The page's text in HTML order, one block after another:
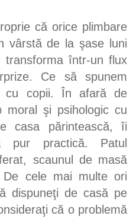
că orice plimbare
vârstă de la şase luni
într-un flux
Ce să spunem
cu copii. În afară de
moral şi psihologic cu
casa părintească, îi
pur practică. Patul
scaunul de masă
cele mai multe ori
dispuneţi de casă pe
că o problemă